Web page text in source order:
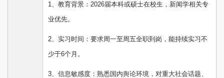
1、教育背景：2026届本科或硕士在校生，新闻学相关专
业优先。
2、实习时间：要求周一至周五全职到岗，能持续实习不
少于6个月。
3、信息敏感度：熟悉国内舆论环境，对重大社会话题、